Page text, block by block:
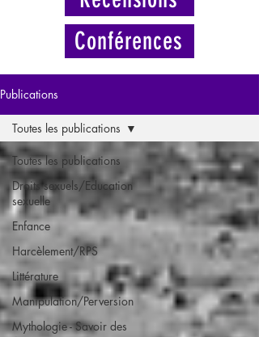
Conférences
Publications
Toutes les publications
Droits sexuels/Education
sexuelle
Enfance
Harcèlement/RPS
Littérature
Manipulation/Perversion
Mythologie - Savoir des
Toutes les publications